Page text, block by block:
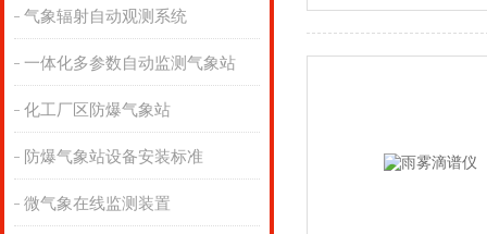
气象辐射自动观测系统
一体化多参数自动监测气象站
化工厂区防爆气象站
防爆气象站设备安装标准
微气象在线监测装置